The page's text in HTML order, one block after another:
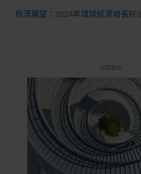
經濟展望：2024年環球經濟增長好
相關觀點